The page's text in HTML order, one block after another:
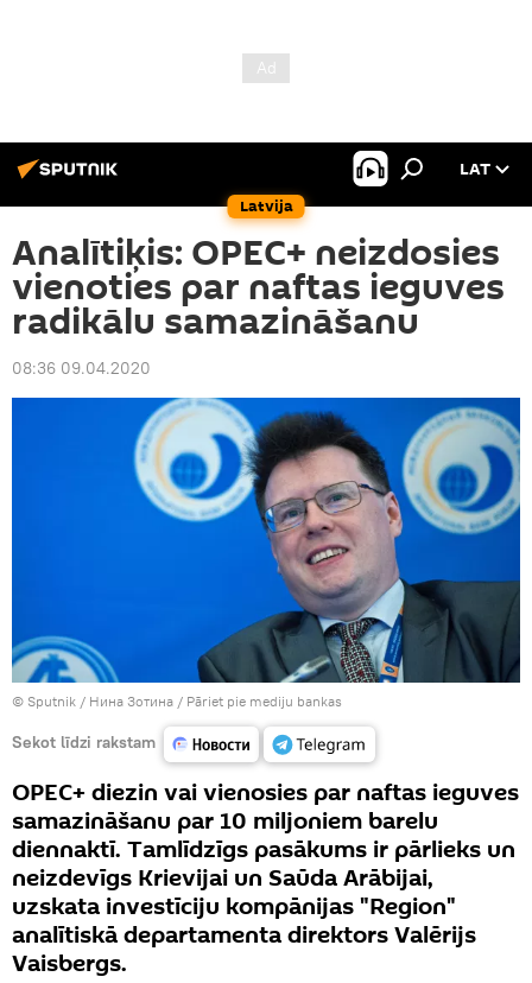
Latvija
LAT
Analītiķis: OPEC+ neizdosies
vienoties par naftas ieguves
radikālu samazināšanu
08:36 09.04.2020
© Sputnik / Нина Зотина / Pāriet pie mediju bankas
Sekot līdzi rakstam
OPEC+ diezin vai vienosies par naftas ieguves
samazināšanu par 10 miljoniem barelu
diennaktī. Tamlīdzīgs pasākums ir pārlieks un
neizdevīgs Krievijai un Saūda Arābijai,
uzskata investīciju kompānijas "Region"
analītiskā departamenta direktors Valērijs
Vaisbergs.